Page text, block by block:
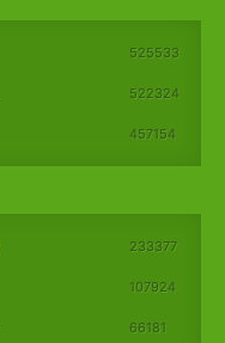
525533
522324
457154
233377
107924
66181